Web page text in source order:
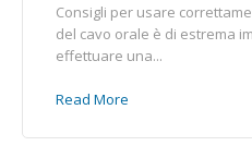
Consigli per usare
del cavo orale è di estrema
effettuare una...
Read More